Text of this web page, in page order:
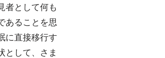
者として何も
あることを思
に直接移行す
として、さま